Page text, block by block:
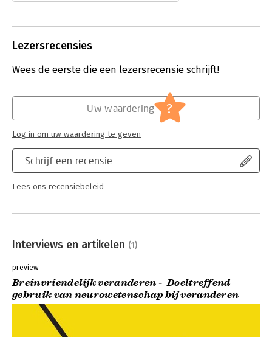
als concrete gids bij
Lees verder
Lezersrecensies
Wees de eerste die een lezersrecensie schrijft!
Schrijf een recensie
Lees ons recensiebeleid
Uw waardering ?
Log in om uw waardering te geven
Interviews en artikelen (1)
preview
Breinvriendelijk veranderen - Doeltreffend
gebruik van neurowetenschap bij veranderen